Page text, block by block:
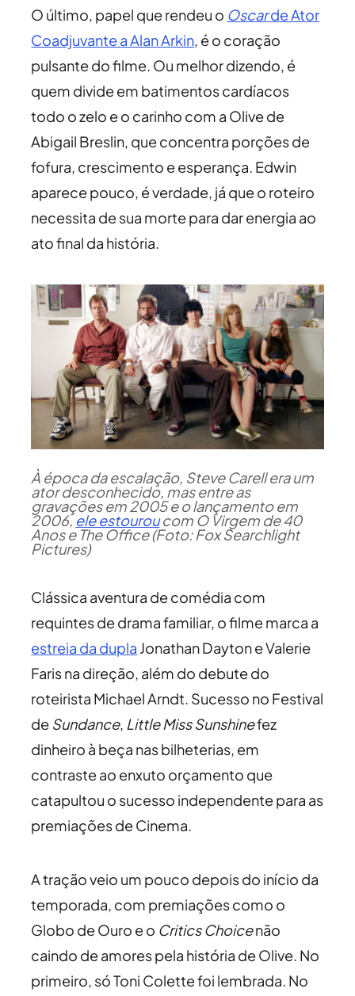
O último, papel que rendeu o Oscarde Ator
Coadjuvante a Alan Arkin, é o coração
pulsante do filme. Ou melhor dizendo, é
quem divide em batimentos cardíacos
todo o zelo e o carinho com a Olive de
Abigail Breslin, que concentra porções de
fofura, crescimento e esperança. Edwin
aparece pouco, é verdade, já que o roteiro
necessita de sua morte para dar energia ao
ato final da história.
À época da escalação, Steve Carell era um
ator desconhecido, mas entre as
gravações em 2005 e o lançamento em
2006,ele estouroucom O Virgem de 40
Anos e The Office (Foto: Fox Searchlight
Pictures)
Clássica aventura de comédia com
requintes de drama familiar, o filme marca a
estreia da dupla Jonathan Dayton e Valerie
Faris na direção, além do debute do
roteirista Michael Arndt. Sucesso no Festival
de Sundance, Little Miss Sunshinefez
dinheiro à beça nas bilheterias, em
contraste ao enxuto orçamento que
catapultou o sucesso independente para as
premiações de Cinema.
A tração veio um pouco depois do início da
temporada, com premiações como o
Globo de Ouro e o Critics Choicenão
caindo de amores pela história de Olive. No
primeiro, só Toni Colette foi lembrada. No